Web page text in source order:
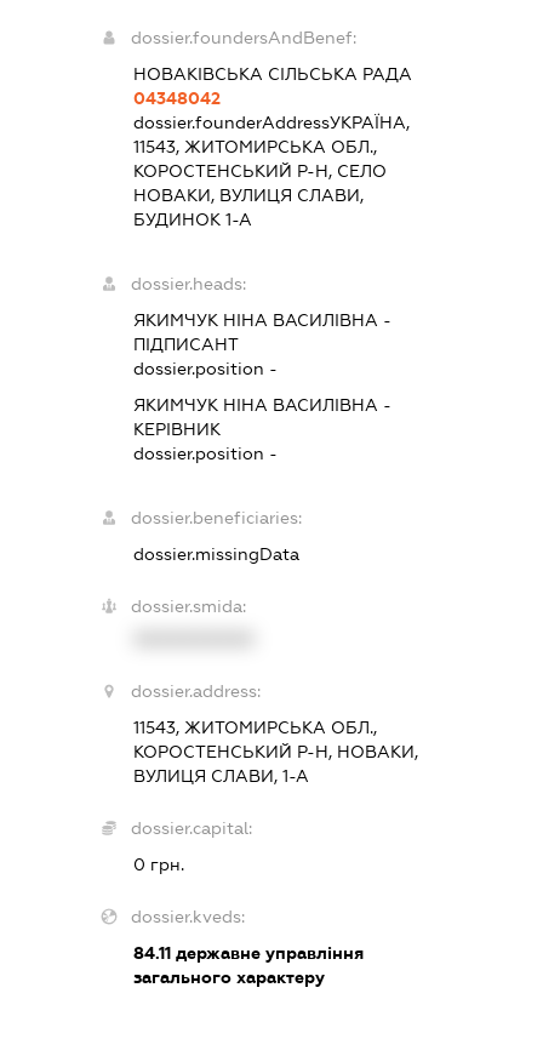
dossier.foundersAndBenef:
НОВАКІВСЬКА СІЛЬСЬКА РАДА
04348042
dossier.founderAddressУКРАЇНА,
11543, ЖИТОМИРСЬКА ОБЛ.,
КОРОСТЕНСЬКИЙ Р-Н, СЕЛО
НОВАКИ, ВУЛИЦЯ СЛАВИ,
БУДИНОК 1-А
dossier.heads:
ЯКИМЧУК НІНА ВАСИЛІВНА -
ПІДПИСАНТ
dossier.position -
ЯКИМЧУК НІНА ВАСИЛІВНА -
КЕРІВНИК
dossier.position -
dossier.beneficiaries:
dossier.missingData
dossier.smida:
dossier.address:
11543, ЖИТОМИРСЬКА ОБЛ.,
КОРОСТЕНСЬКИЙ Р-Н, НОВАКИ,
ВУЛИЦЯ СЛАВИ, 1-А
dossier.capital:
0 грн.
dossier.kveds:
84.11державне управління
загального характеру